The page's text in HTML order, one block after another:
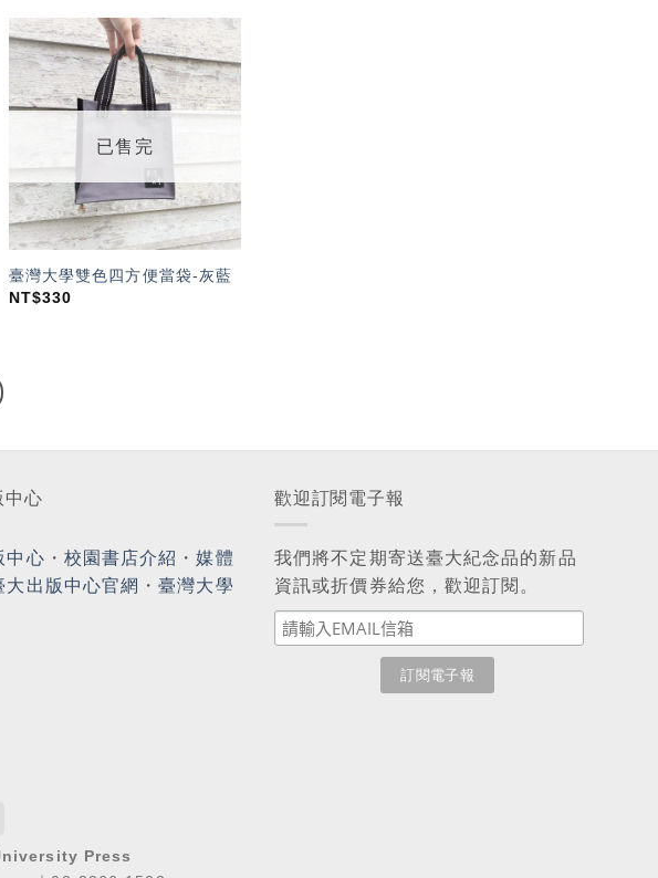
加入
「願
望輕
已售完
臺灣大學雙色四方便當袋-灰藍
NT$330
中心
中心 ・ 校園書店介紹 ・媒體
大出版中心官網 ・臺灣大學
歡迎訂閱電子報
我們將不定期寄送臺大紀念品的新品
資訊或折價券給您，歡迎訂閱。
Press